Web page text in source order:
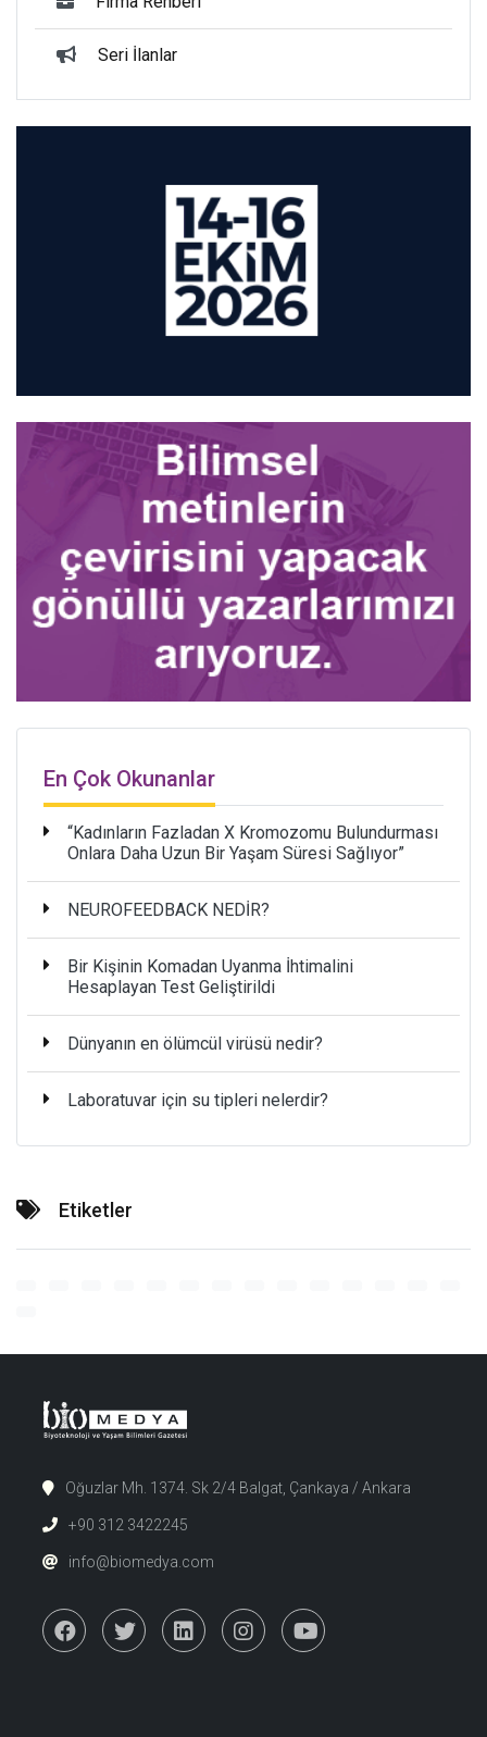
Seri İlanlar
En Çok Okunanlar
“Kadınların Fazladan X Kromozomu Bulundurması
Onlara Daha Uzun Bir Yaşam Süresi Sağlıyor”
NEUROFEEDBACK NEDİR?
Bir Kişinin Komadan Uyanma İhtimalini
Hesaplayan Test Geliştirildi
Dünyanın en ölümcül virüsü nedir?
Laboratuvar için su tipleri nelerdir?
Etiketler
Oğuzlar Mh. 1374. Sk 2/4 Balgat, Çankaya / Ankara
+90 312 3422245
info@biomedya.com